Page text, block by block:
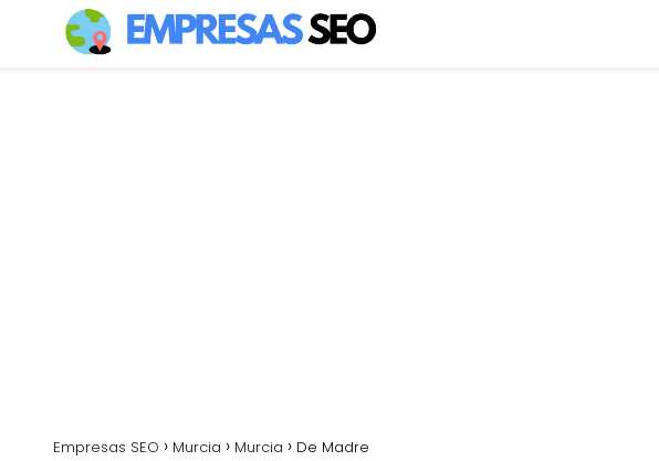
Empresas SEO Murcia Murcia De Madre